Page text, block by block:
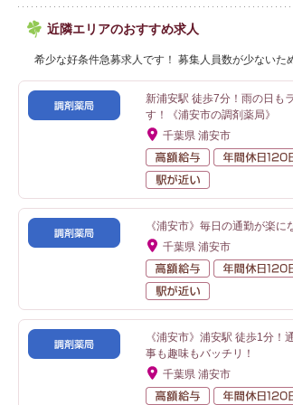
近隣エリアのおすすめ求人
希少な好条件急募求人です！ 募集人員数が少ないた
新浦安駅 徒歩7分！雨の日も
す！《浦安市の調剤薬局》
千葉県 浦安市
高額給与
《浦安市》毎日の通勤が楽
千葉県 浦安市
高額給与
《浦安市》浦安駅 徒歩1分
事も趣味もバッチリ！
千葉県 浦安市
高額給与